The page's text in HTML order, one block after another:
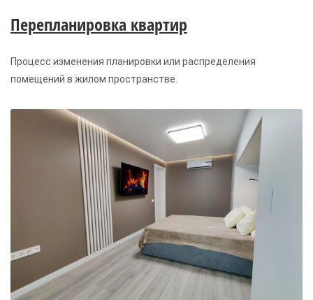
Перепланировка квартир
Процесс изменения планировки или распределения
помещений в жилом пространстве.